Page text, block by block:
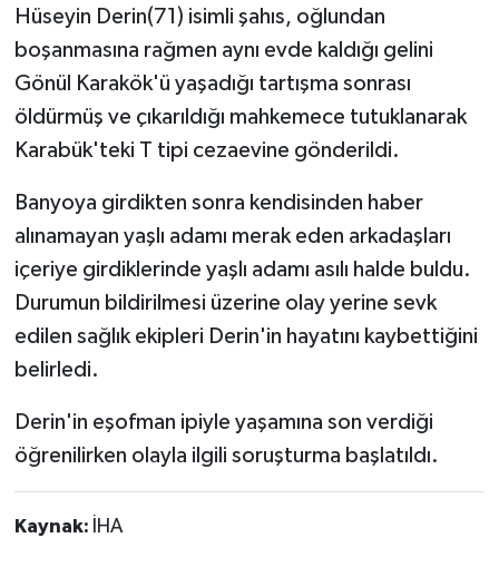
Hüseyin Derin(71) isimli şahıs, oğlundan
boşanmasına rağmen aynı evde kaldığı gelini
Gönül Karakök'ü yaşadığı tartışma sonrası
öldürmüş ve çıkarıldığı mahkemece tutuklanarak
Karabük'teki T tipi cezaevine gönderildi.
Banyoya girdikten sonra kendisinden haber
alınamayan yaşlı adamı merak eden arkadaşları
içeriye girdiklerinde yaşlı adamı asılı halde buldu.
Durumun bildirilmesi üzerine olay yerine sevk
edilen sağlık ekipleri Derin'in hayatını kaybettiğini
belirledi.
Derin'in eşofman ipiyle yaşamına son verdiği
öğrenilirken olayla ilgili soruşturma başlatıldı.
Kaynak: İHA